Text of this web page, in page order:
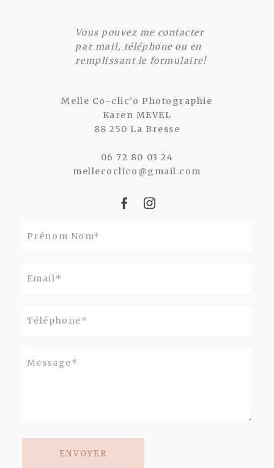
Vous pouvez me contacter
par mail, téléphone ou en
remplissant le formulaire!
Melle Co-clic'o Photographie
Karen MEVEL
88 250 La Bresse
06 72 80 03 24
mellecoclico@gmail.com
ENVOYER